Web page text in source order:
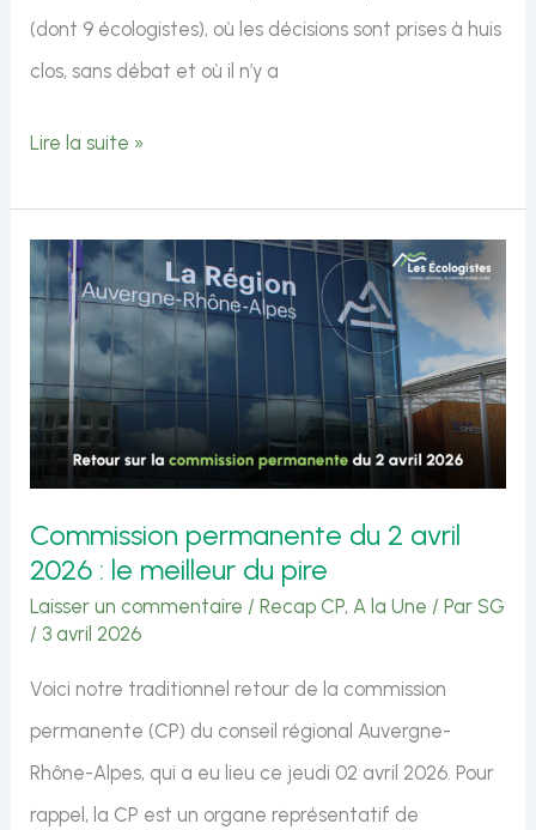
(dont 9 écologistes), où les décisions sont prises à huis
clos, sans débat et où il n’y a
Commission
29
mai
2026
:
le
pire
Lire la suite »
Commission permanente du 2 avril
2026 : le meilleur du pire
Laisser un commentaire /Recap CP,A la Une / Par SG
/ 3 avril 2026
Voici notre traditionnel retour de la commission
permanente (CP) du conseil régional Auvergne-
Rhône-Alpes, qui a eu lieu ce jeudi 02 avril 2026. Pour
rappel, la CP est un organe représentatif de